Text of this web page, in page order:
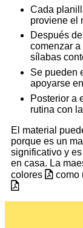
Cada
proviene el
Después
comenzar
sílabas
Se pueden
apoyarse
Posterior a
rutina con
El material
porque es un
significativo y
en casa. La
colores
como